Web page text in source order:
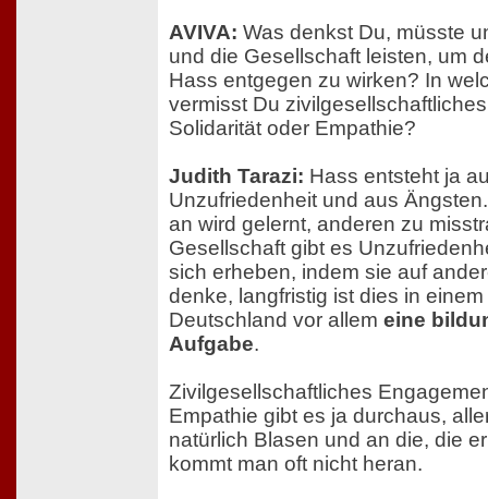
AVIVA: Was denkst Du, müsste
und die Gesellschaft leisten, um
Hass entgegen zu wirken? In
vermisst Du
Solidarität oder Empathie?
Judith Tarazi: Hass entsteht ja
Unzufriedenheit und aus
an wird gelernt, anderen zu
Gesellschaft gibt es
sich erheben, indem sie auf
denke, langfristig ist dies in
Deutschland vor allem eine
Aufgabe.
Zivilgesellschaftliches
Empathie gibt es ja durchaus,
natürlich Blasen und an die, die
kommt man oft nicht heran.